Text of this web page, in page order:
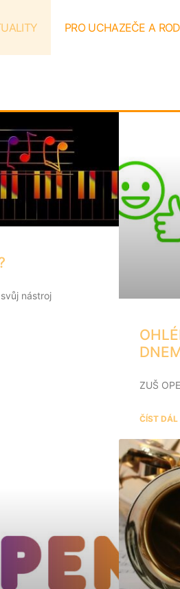
PRO UCHAZEČE A
nástroj
ZUŠ
ČÍST DÁL